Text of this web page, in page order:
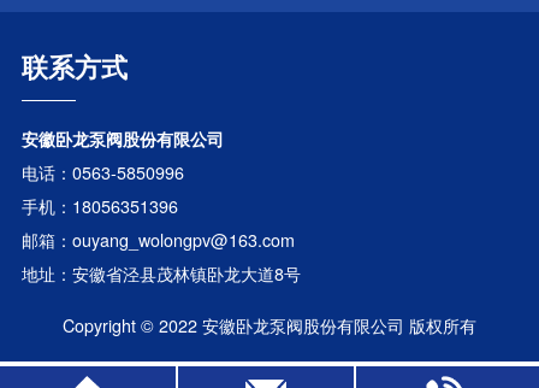
联系方式
安徽卧龙泵阀股份有限公司
电话：0563-5850996
手机：18056351396
邮箱：ouyang_wolongpv@163.com
地址：安徽省泾县茂林镇卧龙大道8号
Copyright © 2022 安徽卧龙泵阀股份有限公司 版权所有